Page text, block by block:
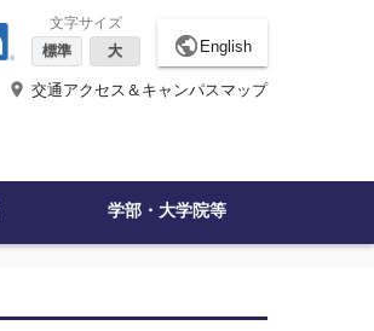
文字サイズ
標準
大 public English
place 交通アクセス＆キャンパスマップ
学部・大学院等